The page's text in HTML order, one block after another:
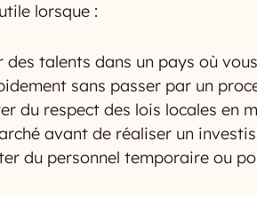
lorsque :
talents dans un pays où vous
sans passer par un
du respect des lois locales en
avant de réaliser un
du personnel temporaire ou